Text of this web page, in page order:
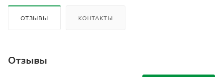
ОТЗЫВЫ КОНТАКТЫ
Отзывы